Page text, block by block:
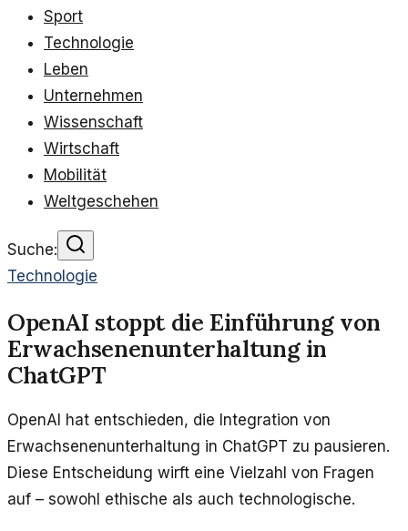
Sport
Technologie
Leben
Unternehmen
Wissenschaft
Wirtschaft
Mobilität
Weltgeschehen
Suche:
Technologie
OpenAI stoppt die Einführung von
Erwachsenenunterhaltung in
ChatGPT
OpenAI hat entschieden, die Integration von
Erwachsenenunterhaltung in ChatGPT zu pausieren.
Diese Entscheidung wirft eine Vielzahl von Fragen
auf – sowohl ethische als auch technologische.